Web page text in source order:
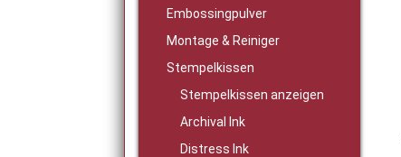
Embossingpulver
Montage & Reiniger
Stempelkissen
Stempelkissen anzeigen
Archival Ink
Distress Ink